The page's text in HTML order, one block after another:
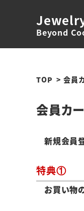
Beyond
TOP 会員
会員カ
新規会員
特典①
お買い物